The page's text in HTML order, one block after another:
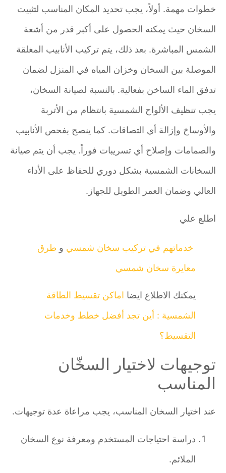
خطوات مهمة. أولاً، يجب تحديد المكان المناسب لتثبيت
السخان حيث يمكنه الحصول على أكبر قدر من أشعة
الشمس المباشرة. بعد ذلك، يتم تركيب الأنابيب المغلقة
الموصلة بين السخان وخزان المياه في المنزل لضمان
تدفق الماء الساخن بفعالية. بالنسبة لصيانة السخان،
يجب تنظيف الألواح الشمسية بانتظام من الأتربة
والأوساخ وإزالة أي التصاقات. كما ينصح بفحص الأنابيب
والصمامات وإصلاح أي تسريبات فوراً. يجب أن يتم صيانة
السخانات الشمسية بشكل دوري للحفاظ على الأداء
العالي وضمان العمر الطويل للجهاز.
اطلع علي
خدماتهم في تركيب سخان شمسيو طرق
معايرة سخان شمسي
يمكنك الاطلاع ايضااماكن تقسيط الطاقة
الشمسية : أين تجد أفضل خطط وخدمات
التقسيط؟
توجيهات لاختيار السخّان
المناسب
عند اختيار السخان المناسب، يجب مراعاة عدة توجيهات.
دراسة احتياجات المستخدم ومعرفة نوع السخان
الملائم.